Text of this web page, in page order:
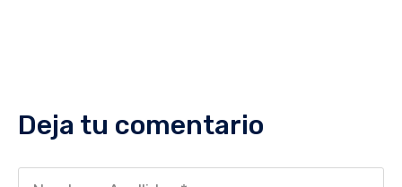
Deja tu comentario